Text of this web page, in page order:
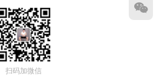
扫码加微信